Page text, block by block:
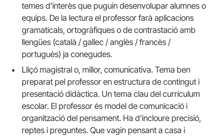
temes d’interès que puguin desenvolupar alumnes o
equips. De la lectura el professor farà aplicacions
gramaticals, ortogràfiques o de contrastació amb
llengües (català / gallec / anglès / francès /
portuguès) ja conegudes.
Lliçó magistral o, millor, comunicativa. Tema ben
preparat pel professor en estructura de contingut i
presentació didàctica. Un tema clau del currículum
escolar. El professor és model de comunicació i
organització del pensament. Ha d’incloure precisió,
reptes i preguntes. Que vagin pensant a casa i